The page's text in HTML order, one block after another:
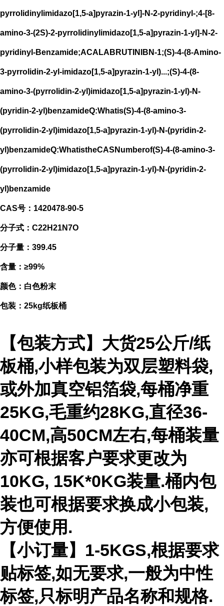
pyrrolidinylimidazo[1,5-a]pyrazin-1-yl]-N-2-pyridinyl-;4-[8-
amino-3-(2S)-2-pyrrolidinylimidazo[1,5-a]pyrazin-1-yl]-N-2-
pyridinyl-Benzamide;ACALABRUTINIBN-1;(S)-4-(8-Amino-
3-pyrrolidin-2-yl-imidazo[1,5-a]pyrazin-1-yl)...;(S)-4-(8-
amino-3-(pyrrolidin-2-yl)imidazo[1,5-a]pyrazin-1-yl)-N-
(pyridin-2-yl)benzamideQ:Whatis(S)-4-(8-amino-3-
(pyrrolidin-2-yl)imidazo[1,5-a]pyrazin-1-yl)-N-(pyridin-2-
yl)benzamideQ:WhatistheCASNumberof(S)-4-(8-amino-3-
(pyrrolidin-2-yl)imidazo[1,5-a]pyrazin-1-yl)-N-(pyridin-2-
yl)benzamide
CAS号：1420478-90-5
分子式：C22H21N7O
分子量：399.45
含量：≥99%
颜色：白色粉末
包装：25kg纸板桶
【包装方式】大货25公斤/纸
板桶,小样包装为双层塑料袋,
或外加真空铝箔袋,每桶净重
25KG,毛重约28KG,直径36-
40CM,高50CM左右,每桶装量
亦可根据客户要求更改为
10KG, 15K*0KG装量.桶内包
装也可根据要求换成小包装,
方便使用.
【小订量】1-5KGS,根据要求
贴标签,如无要求,一般为中性
标签,只标明产品名称和规格.